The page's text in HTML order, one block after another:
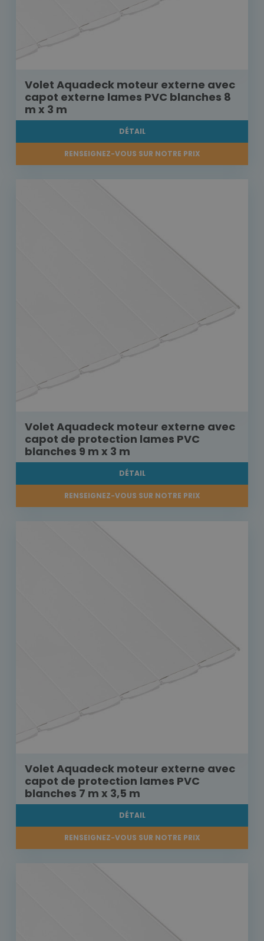
Volet Aquadeck moteur externe avec
capot externe lames PVC blanches 8
m x 3 m
DÉTAIL
RENSEIGNEZ-VOUS SUR NOTRE PRIX
Volet Aquadeck moteur externe avec
capot de protection lames PVC
blanches 9 m x 3 m
DÉTAIL
RENSEIGNEZ-VOUS SUR NOTRE PRIX
Volet Aquadeck moteur externe avec
capot de protection lames PVC
blanches 7 m x 3,5 m
DÉTAIL
RENSEIGNEZ-VOUS SUR NOTRE PRIX